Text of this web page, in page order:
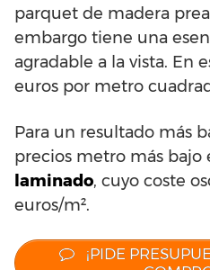
parquet de madera
embargo tiene una
agradable a la vista. En
euros por metro
Para un resultado más
precios metro más bajo
laminado, cuyo coste
euros/m².
¡PIDE